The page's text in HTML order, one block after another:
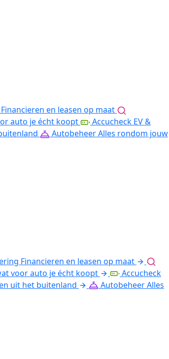
Financieren en leasen op maat
auto je écht koopt
Accucheck EV &
AutobeheerAlles rondom jouw
Financieren en leasen op maat
voor auto je écht koopt
Accucheck
uit het buitenland AutobeheerAlles